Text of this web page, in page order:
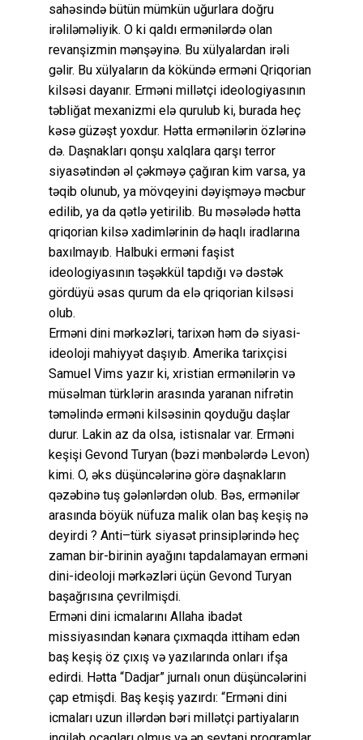
sahəsində bütün mümkün uğurlara doğru
irəliləməliyik. O ki qaldı ermənilərdə olan
revanşizmin mənşəyinə. Bu xülyalardan irəli
gəlir. Bu xülyaların da kökündə erməni Qriqorian
kilsəsi dayanır. Erməni millətçi ideologiyasının
təbliğat mexanizmi elə qurulub ki, burada heç
kəsə güzəşt yoxdur. Hətta ermənilərin özlərinə
də. Daşnakları qonşu xalqlara qarşı terror
siyasətindən əl çəkməyə çağıran kim varsa, ya
təqib olunub, ya mövqeyini dəyişməyə məcbur
edilib, ya da qətlə yetirilib. Bu məsələdə hətta
qriqorian kilsə xadimlərinin də haqlı iradlarına
baxılmayıb. Halbuki erməni faşist
ideologiyasının təşəkkül tapdığı və dəstək
gördüyü əsas qurum da elə qriqorian kilsəsi
olub.
Erməni dini mərkəzləri, tarixən həm də siyasi-
ideoloji mahiyyət daşıyıb. Amerika tarixçisi
Samuel Vims yazır ki, xristian ermənilərin və
müsəlman türklərin arasında yaranan nifrətin
təməlində erməni kilsəsinin qoyduğu daşlar
durur. Lakin az da olsa, istisnalar var. Erməni
keşişi Gevond Turyan (bəzi mənbələrdə Levon)
kimi. O, əks düşüncələrinə görə daşnakların
qəzəbinə tuş gələnlərdən olub. Bəs, ermənilər
arasında böyük nüfuza malik olan baş keşiş nə
deyirdi ? Anti–türk siyasət prinsiplərində heç
zaman bir-birinin ayağını tapdalamayan erməni
dini-ideoloji mərkəzləri üçün Gevond Turyan
başağrısına çevrilmişdi.
Erməni dini icmalarını Allaha ibadət
missiyasından kənara çıxmaqda ittiham edən
baş keşiş öz çıxış və yazılarında onları ifşa
edirdi. Hətta “Dadjar” jurnalı onun düşüncələrini
çap etmişdi. Baş keşiş yazırdı: “Erməni dini
icmaları uzun illərdən bəri millətçi partiyaların